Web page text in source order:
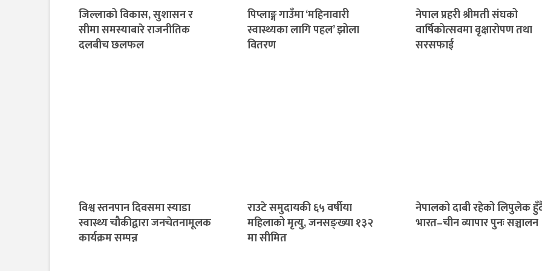
जिल्लाको विकास, सुशासन र
सीमा समस्याबारे राजनीतिक
दलबीच छलफल
पिप्लाङ्ग गाउँमा ‘महिनावारी
स्वास्थ्यका लागि पहल’ झोला
वितरण
नेपाल प्रहरी श्रीमती संघको
वार्षिकोत्सवमा वृक्षारोपण तथा
सरसफाई
विश्व स्तनपान दिवसमा स्याडा
स्वास्थ्य चौकीद्वारा जनचेतनामूलक
कार्यक्रम सम्पन्न
राउटे समुदायकी ६५ वर्षीया
महिलाको मृत्यु, जनसङ्ख्या १३२
मा सीमित
नेपालको दाबी रहेको लिपुलेक
भारत–चीन व्यापार पुनः सञ्चालन